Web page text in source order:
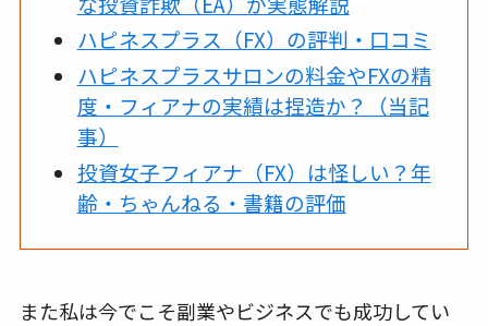
ハピネスプラス（FX）の評判・口コミ
ハピネスプラスサロンの料金やFXの精
度・フィアナの実績は捏造か？（当記
事）
投資女子フィアナ（FX）は怪しい？年
齢・ちゃんねる・書籍の評価
また私は今でこそ副業やビジネスでも成功してい